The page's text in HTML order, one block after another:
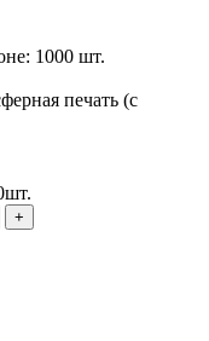
1000 шт.
печать (с